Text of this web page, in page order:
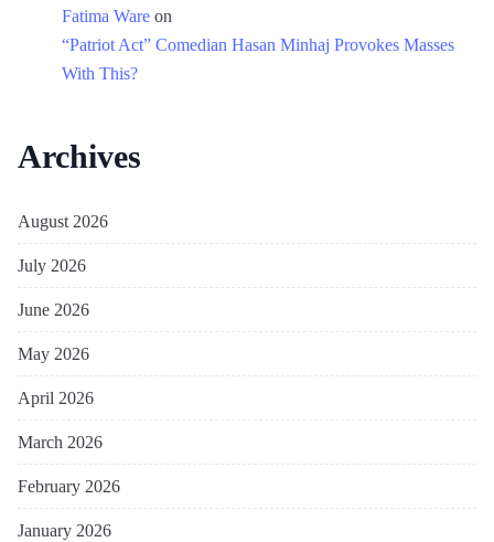
Fatima Ware on
“Patriot Act” Comedian Hasan Minhaj Provokes Masses
With This?
Archives
August 2026
July 2026
June 2026
May 2026
April 2026
March 2026
February 2026
January 2026